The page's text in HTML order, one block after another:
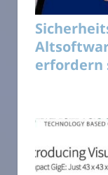
erfordern